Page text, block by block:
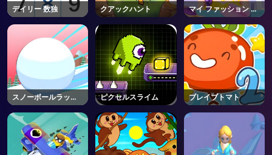
デイリー 数独 クアックハント
マイ ファッション ヘ
ア サロン
スノーボールラッシ
ュ3D
ピクセルスライム ブレイブトマト